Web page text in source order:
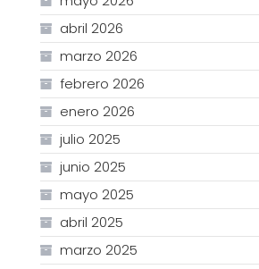
abril 2026
marzo 2026
febrero 2026
enero 2026
julio 2025
junio 2025
mayo 2025
abril 2025
marzo 2025